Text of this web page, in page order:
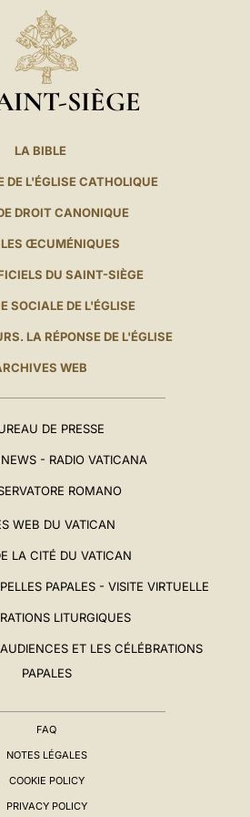
SIÈGE
LA BIBLE
DE L'ÉGLISE CATHOLIQUE
DROIT CANONIQUE
ŒCUMÉNIQUES
DU SAINT-SIÈGE
SOCIALE DE L'ÉGLISE
LA RÉPONSE DE L'ÉGLISE
WEB
DE PRESSE
- RADIO VATICANA
ROMANO
WEB DU VATICAN
LA CITÉ DU VATICAN
PAPALES - VISITE VIRTUELLE
LITURGIQUES
ET LES CÉLÉBRATIONS
PAPALES
FAQ
NOTES LÉGALES
COOKIE POLICY
PRIVACY POLICY